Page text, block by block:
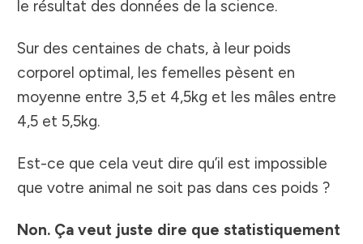
le résultat des données de la science.
Sur des centaines de chats, à leur poids
corporel optimal, les femelles pèsent en
moyenne entre 3,5 et 4,5kg et les mâles entre
4,5 et 5,5kg.
Est-ce que cela veut dire qu’il est impossible
que votre animal ne soit pas dans ces poids ?
Non. Ça veut juste dire que statistiquement